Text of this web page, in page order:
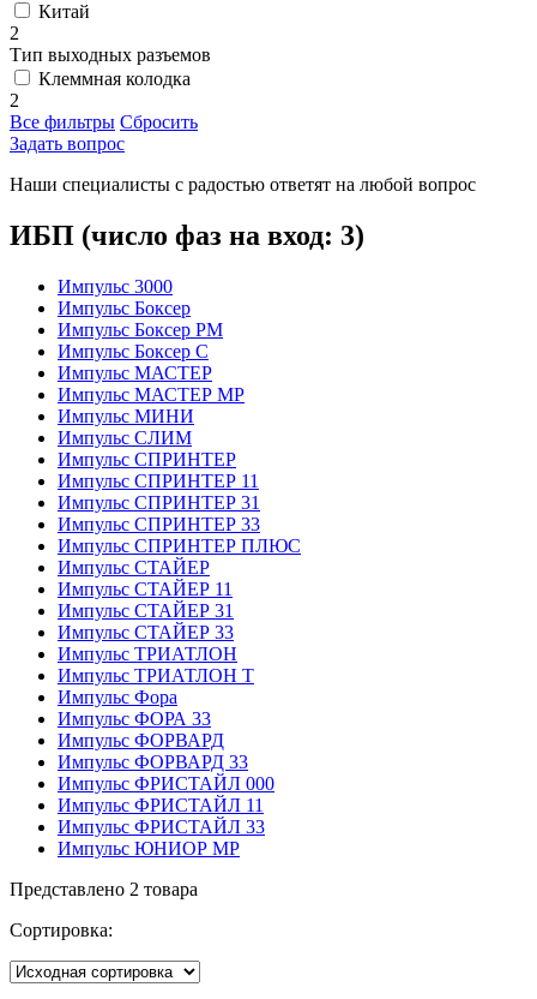
Китай
2
Тип выходных разъемов
Клеммная колодка
2
Все фильтры Сбросить
Задать вопрос
Наши специалисты с радостью ответят на любой вопрос
ИБП (число фаз на вход: 3)
Импульс 3000
Импульс Боксер
Импульс Боксер РМ
Импульс Боксер С
Импульс МАСТЕР
Импульс МАСТЕР МР
Импульс МИНИ
Импульс СЛИМ
Импульс СПРИНТЕР
Импульс СПРИНТЕР 11
Импульс СПРИНТЕР 31
Импульс СПРИНТЕР 33
Импульс СПРИНТЕР ПЛЮС
Импульс СТАЙЕР
Импульс СТАЙЕР 11
Импульс СТАЙЕР 31
Импульс СТАЙЕР 33
Импульс ТРИАТЛОН
Импульс ТРИАТЛОН Т
Импульс Фора
Импульс ФОРА 33
Импульс ФОРВАРД
Импульс ФОРВАРД 33
Импульс ФРИСТАЙЛ 000
Импульс ФРИСТАЙЛ 11
Импульс ФРИСТАЙЛ 33
Импульс ЮНИОР МР
Представлено 2 товара
Сортировка: